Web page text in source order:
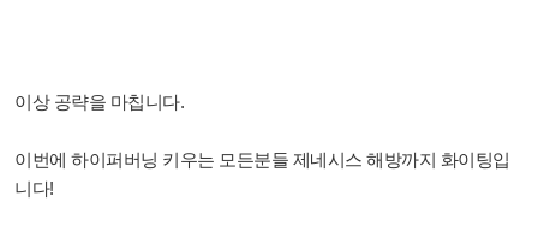
이상 공략을 마칩니다.
이번에 하이퍼버닝 키우는 모든분들 제네시스 해방까지 화이팅입
니다!